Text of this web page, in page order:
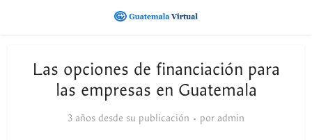
Las opciones de financiación para
las empresas en Guatemala
3 años desde su publicación por admin